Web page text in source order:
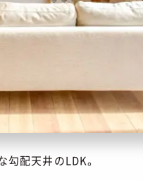
配天井のLDK。